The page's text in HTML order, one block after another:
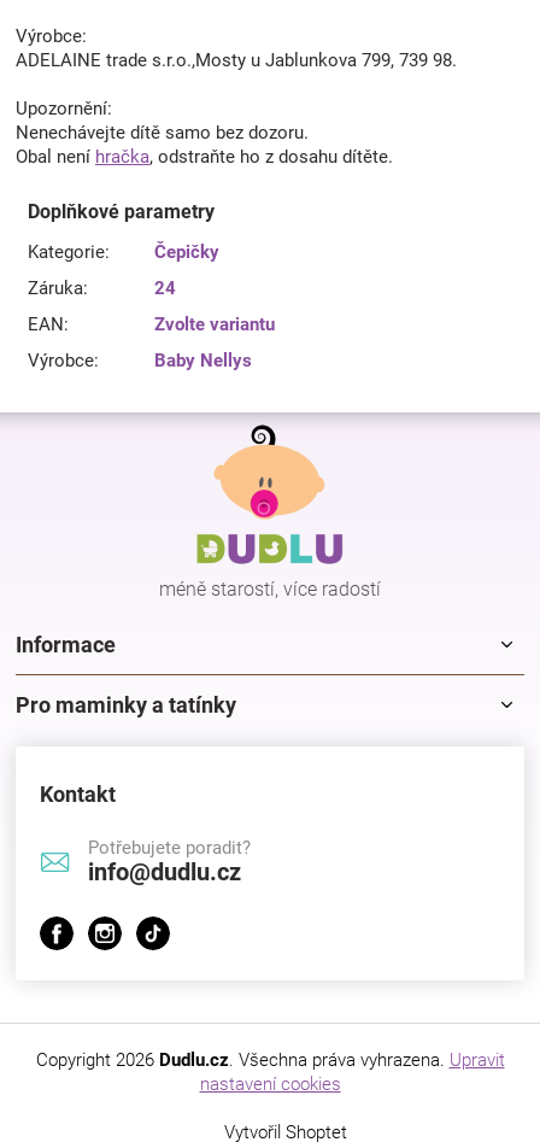
Výrobce:
ADELAINE trade s.r.o.,Mosty u Jablunkova 799, 739 98.
Upozornění:
Nenechávejte dítě samo bez dozoru.
Obal není hračka, odstraňte ho z dosahu dítěte.
Doplňkové parametry
Kategorie:
Čepičky
Záruka:
24
EAN:
Zvolte variantu
Výrobce: Baby Nellys
Z
méně starostí, více radostí
Informace
Pro maminky a tatínky
Kontakt
Potřebujete poradit?
info@dudlu.cz
Vytvořil Shoptet
Copyright 2026 Dudlu.cz. Všechna práva vyhrazena. Upravit
nastavení cookies